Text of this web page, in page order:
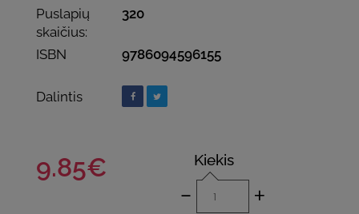
Puslapių
skaičius:
320
ISBN 9786094596155
Dalintis
9.85€ Kiekis
- +